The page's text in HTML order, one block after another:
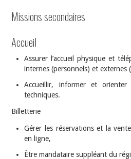
Missions secondaires
Accueil
Assurer l’accueil physique et
internes (personnels) et externes
Accueillir, informer et
techniques.
Billetterie
Gérer les réservations et la
en ligne,
Être mandataire suppléant du